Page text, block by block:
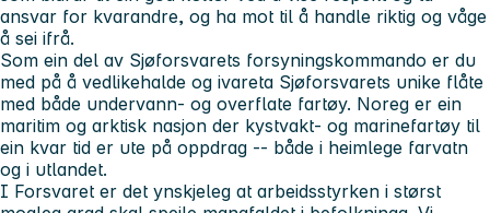
ansvar for kvarandre, og ha mot til å handle riktig og våge
å sei ifrå.
Som ein del av Sjøforsvarets forsyningskommando er du
med på å vedlikehalde og ivareta Sjøforsvarets unike flåte
med både undervann- og overflate fartøy. Noreg er ein
maritim og arktisk nasjon der kystvakt- og marinefartøy til
ein kvar tid er ute på oppdrag -- både i heimlege farvatn
og i utlandet.
I Forsvaret er det ynskjeleg at arbeidsstyrken i størst